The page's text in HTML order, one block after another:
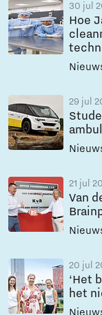
30 jul
Hoe
29 jul
21 jul
Van
20 jul
‘Het
het